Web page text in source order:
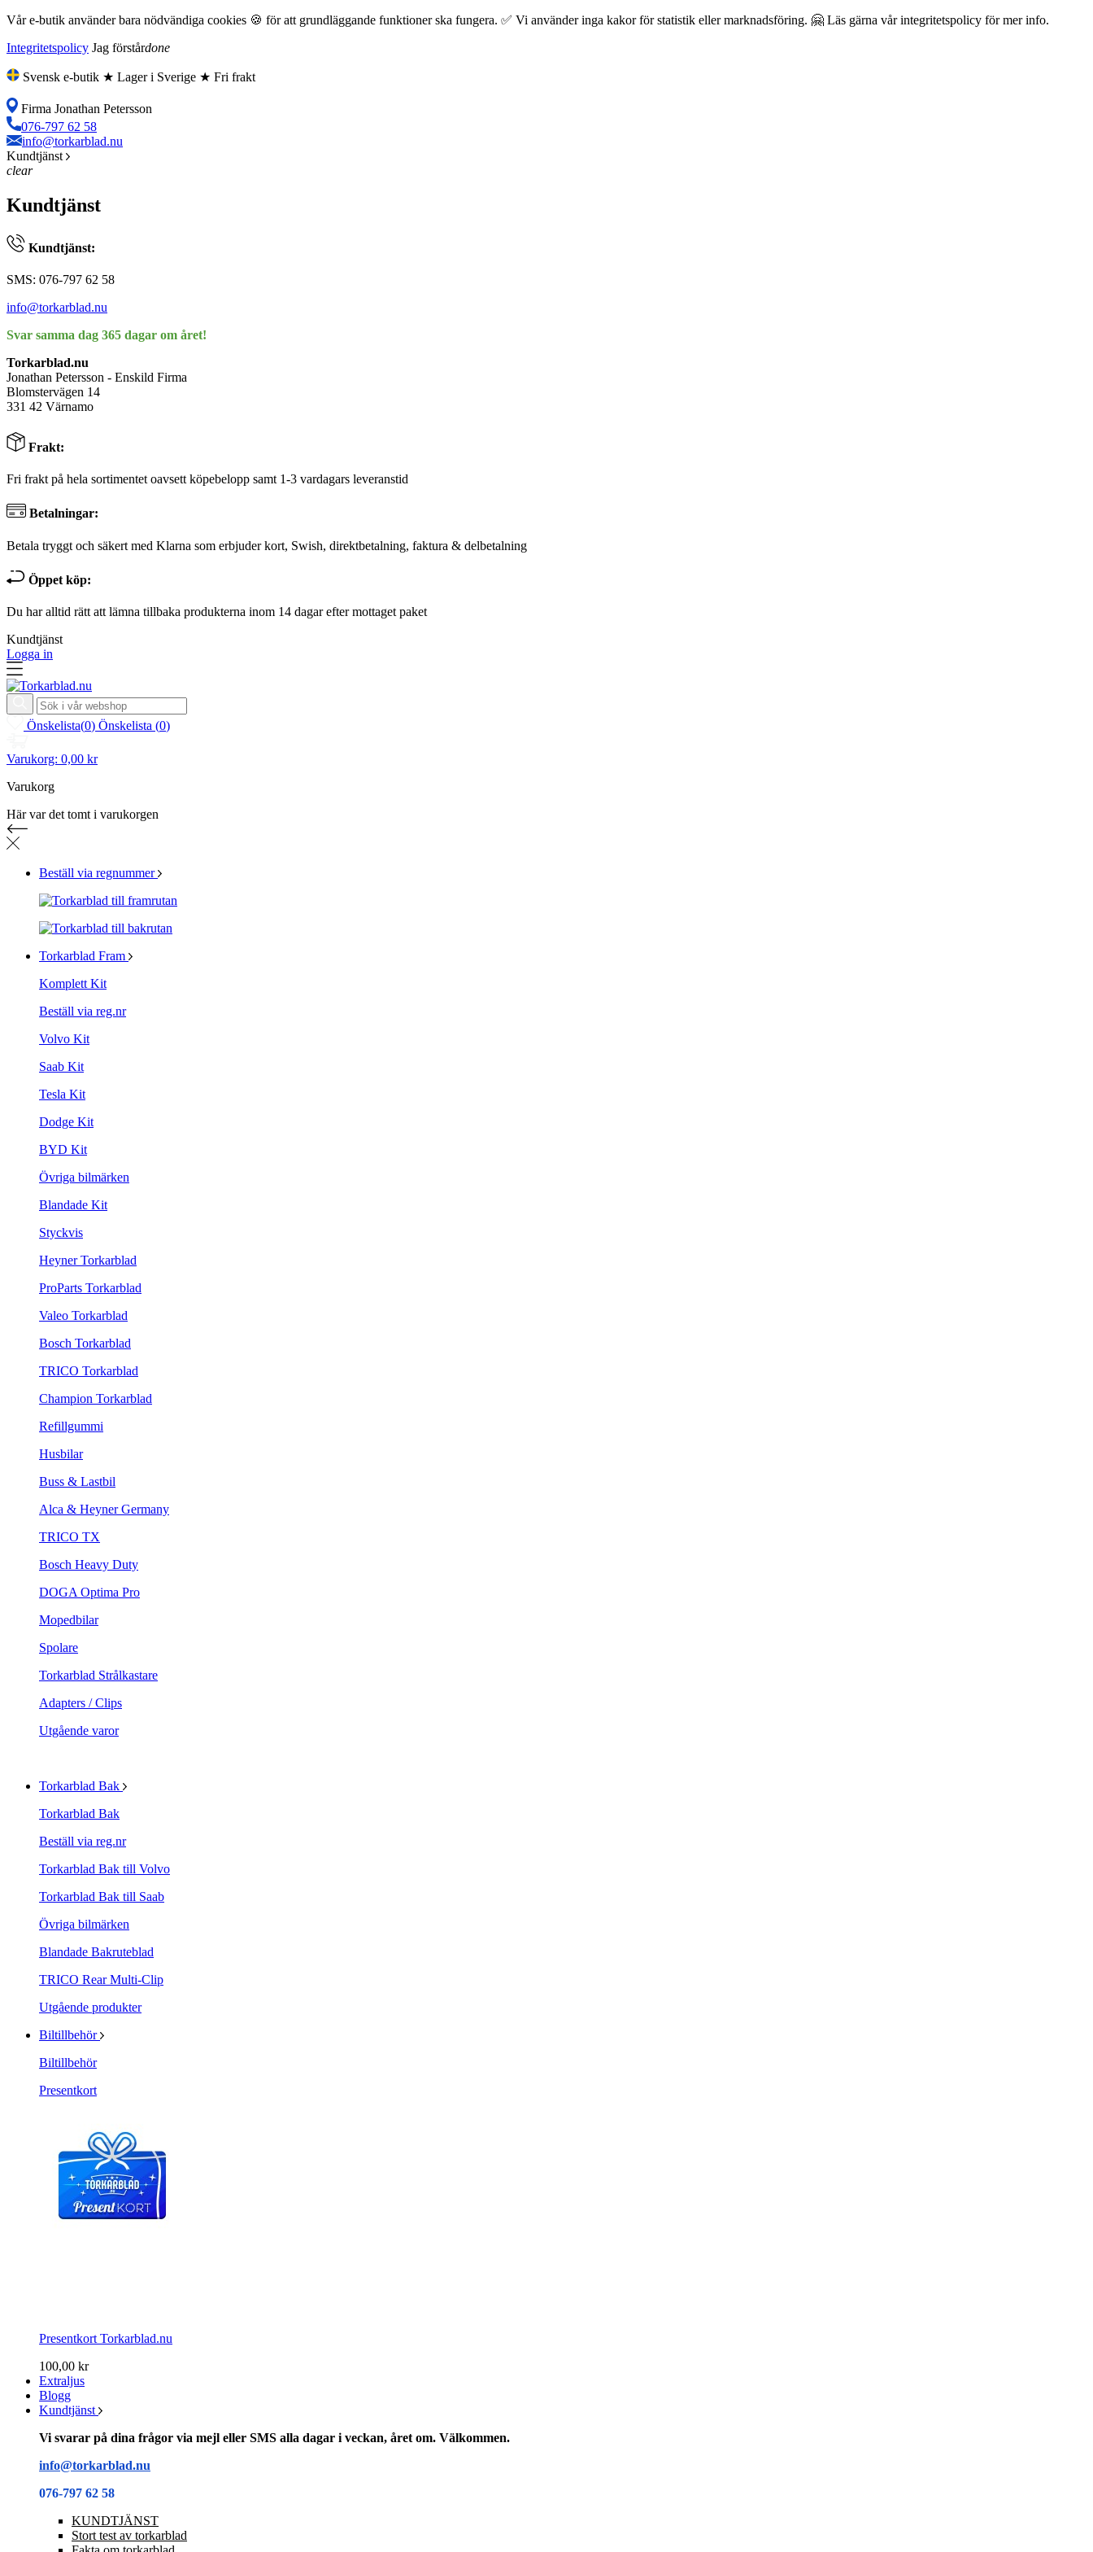
Vår e-butik använder bara nödvändiga cookies 🍪 för att grundläggande funktioner ska fungera. ✅ Vi använder inga kakor för statistik eller marknadsföring. 🤗 Läs gärna vår integritetspolicy för mer info.
Integritetspolicy Jag förstårdone
Svensk e-butik ★ Lager i Sverige ★ Fri frakt
Firma Jonathan Petersson
076-797 62 58
info@torkarblad.nu
Kundtjänst
clear
Kundtjänst
Kundtjänst:
SMS: 076-797 62 58
info@torkarblad.nu
Svar samma dag 365 dagar om året!
Torkarblad.nu
Jonathan Petersson - Enskild Firma
Blomstervägen 14
331 42 Värnamo
Frakt:
Fri frakt på hela sortimentet oavsett köpebelopp samt 1-3 vardagars leveranstid
Betalningar:
Betala tryggt och säkert med Klarna som erbjuder kort, Swish, direktbetalning, faktura & delbetalning
Öppet köp:
Du har alltid rätt att lämna tillbaka produkterna inom 14 dagar efter mottaget paket
Kundtjänst
Logga in
Önskelista(0) Önskelista (0)
Varukorg: 0,00 kr
Varukorg
Här var det tomt i varukorgen
Beställ via regnummer
Torkarblad Fram
Komplett Kit
Beställ via reg.nr
Volvo Kit
Saab Kit
Tesla Kit
Dodge Kit
BYD Kit
Övriga bilmärken
Blandade Kit
Styckvis
Heyner Torkarblad
ProParts Torkarblad
Valeo Torkarblad
Bosch Torkarblad
TRICO Torkarblad
Champion Torkarblad
Refillgummi
Husbilar
Buss & Lastbil
Alca & Heyner Germany
TRICO TX
Bosch Heavy Duty
DOGA Optima Pro
Mopedbilar
Spolare
Torkarblad Strålkastare
Adapters / Clips
Utgående varor
Torkarblad Bak
Torkarblad Bak
Beställ via reg.nr
Torkarblad Bak till Volvo
Torkarblad Bak till Saab
Övriga bilmärken
Blandade Bakruteblad
TRICO Rear Multi-Clip
Utgående produkter
Biltillbehör
Biltillbehör
Presentkort
Presentkort Torkarblad.nu
100,00 kr
Extraljus
Blogg
Kundtjänst
Vi svarar på dina frågor via mejl eller SMS alla dagar i veckan, året om. Välkommen.
info@torkarblad.nu
076-797 62 58
KUNDTJÄNST
Stort test av torkarblad